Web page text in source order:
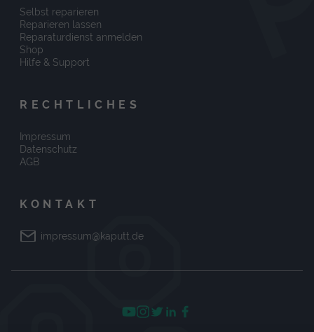
Selbst reparieren
Reparieren lassen
Reparaturdienst anmelden
Shop
Hilfe & Support
RECHTLICHES
Impressum
Datenschutz
AGB
KONTAKT
impressum@kaputt.de